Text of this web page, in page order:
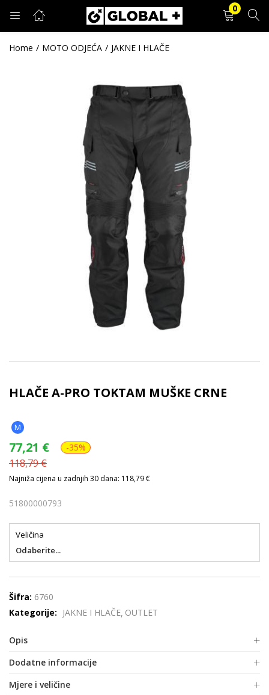
0
PRIJAVA REGISTRACIJA
Unesite svoje korisničko ime i lozinku.
Prijava
Zaboravljena lozinka?
Home MOTO ODJEĆA JAKNE I HLAČE
HLAČE A-PRO TOKTAM MUŠKE CRNE
M
77,21 €
118,79€
-35%
Najniža cijena u zadnjih 30 dana: 118,79 €
51800000793
Veličina
Odaberite...
Šifra: 6760
Kategorije:
JAKNE I HLAČE OUTLET
Opis
Dodatne informacije
Mjere i veličine